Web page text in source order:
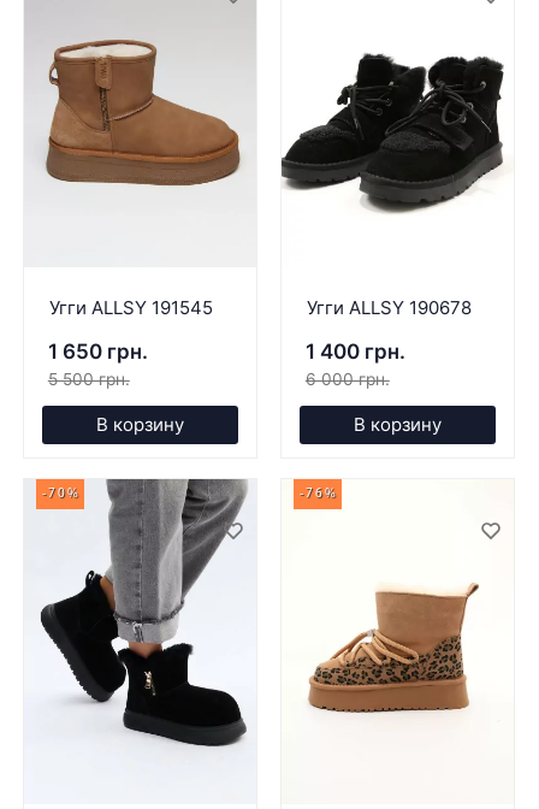
Угги ALLSY 191545
1 650 грн.
5 500 грн.
В корзину
Угги ALLSY 190678
1 400 грн.
6 000 грн.
В корзину
-70% -76%